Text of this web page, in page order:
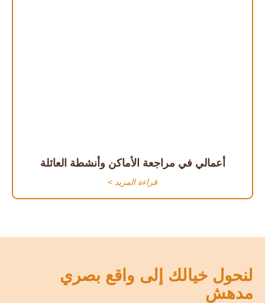
أعمالي في مراجعة الأماكن وأنشطة العائلة
قراءة المزيد >
لنحول خيالك إلى واقع بصري
مدهش